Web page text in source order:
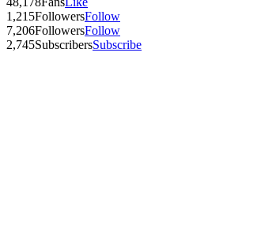
1,215FollowersFollow
7,206FollowersFollow
2,745SubscribersSubscribe